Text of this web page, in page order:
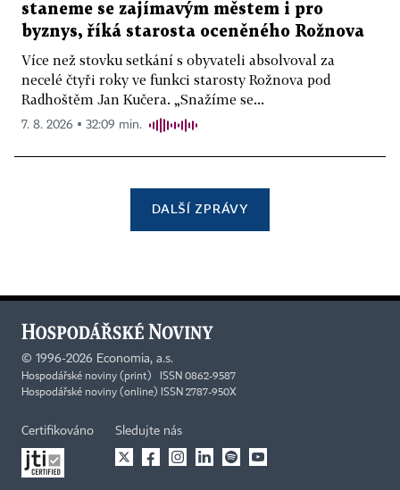
staneme se zajímavým městem i pro
byznys, říká starosta oceněného Rožnova
Více než stovku setkání s obyvateli absolvoval za
necelé čtyři roky ve funkci starosty Rožnova pod
Radhoštěm Jan Kučera. „Snažíme se...
7. 8. 2026 ▪ 32:09 min.
DALŠÍ ZPRÁVY
© 1996-2026 Economia, a.s.
Hospodářské noviny (print) ISSN 0862-9587
Hospodářské noviny (online) ISSN 2787-950X
Certifikováno Sledujte nás